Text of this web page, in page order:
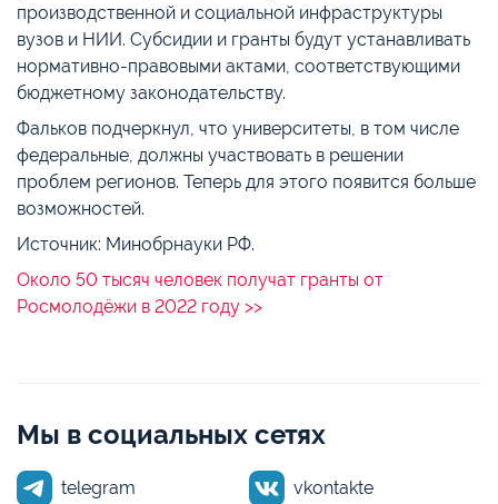
производственной и социальной инфраструктуры
вузов и НИИ. Субсидии и гранты будут устанавливать
нормативно-правовыми актами, соответствующими
бюджетному законодательству.
Фальков подчеркнул, что университеты, в том числе
федеральные, должны участвовать в решении
проблем регионов. Теперь для этого появится больше
возможностей.
Источник: Минобрнауки РФ.
Около 50 тысяч человек получат гранты от
Росмолодёжи в 2022 году >>
Мы в социальных сетях
telegram vkontakte